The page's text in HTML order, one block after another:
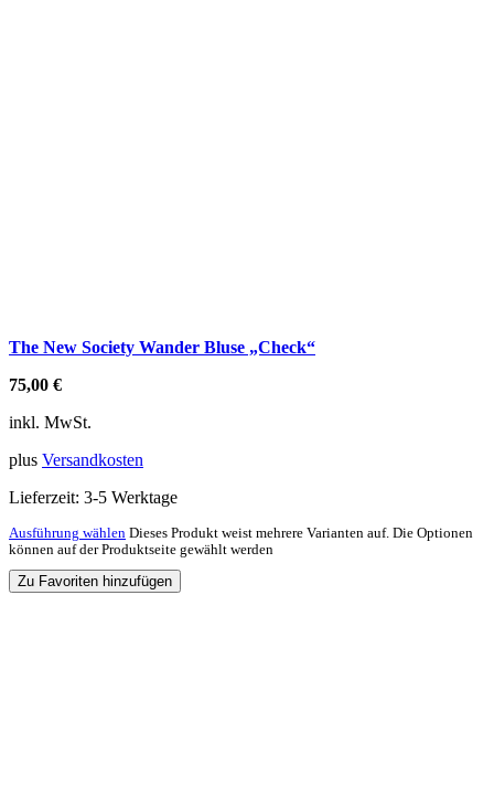
The New Society Wander Bluse „Check“
75,00 €
inkl. MwSt.
plus Versandkosten
Lieferzeit: 3-5 Werktage
Ausführung wählen Dieses Produkt weist mehrere Varianten auf. Die Optionen
können auf der Produktseite gewählt werden
Zu Favoriten hinzufügen